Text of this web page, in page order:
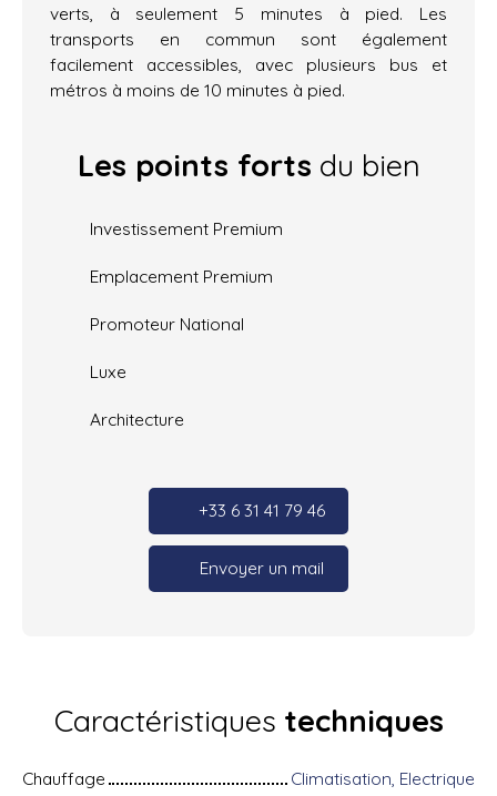
verts, à seulement 5 minutes à pied. Les
transports en commun sont également
facilement accessibles, avec plusieurs bus et
métros à moins de 10 minutes à pied.
Les points forts du bien
Investissement Premium
Emplacement Premium
Promoteur National
Luxe
Architecture
+33 6 31 41 79 46
Envoyer un mail
Caractéristiques techniques
Chauffage
Climatisation, Electrique